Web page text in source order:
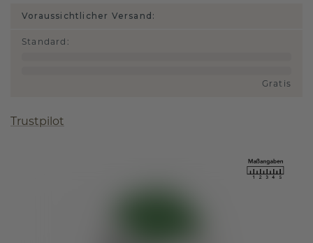
Voraussichtlicher Versand:
Standard :
Gratis
Trustpilot